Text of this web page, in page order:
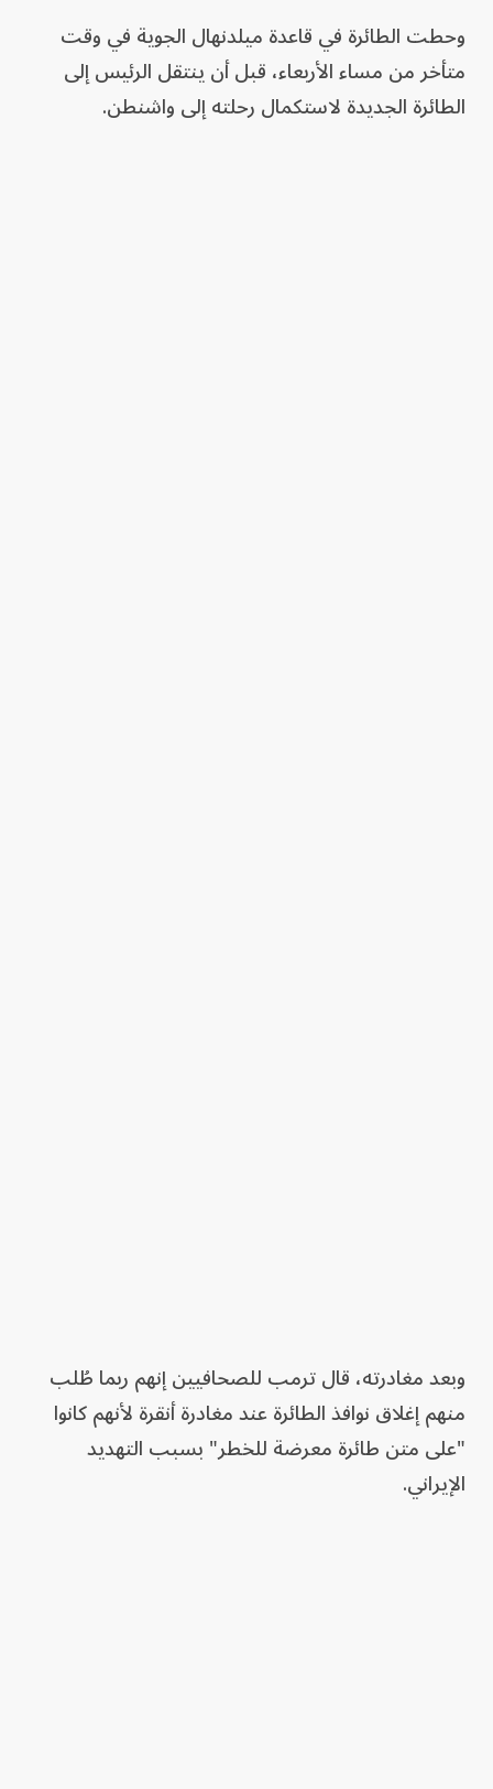
وحطت الطائرة في قاعدة ميلدنهال الجوية في وقت
متأخر من مساء الأربعاء، قبل أن ينتقل الرئيس إلى
الطائرة الجديدة لاستكمال رحلته إلى واشنطن.
وبعد مغادرته، قال ترمب للصحافيين إنهم ربما طُلب
منهم إغلاق نوافذ الطائرة عند مغادرة أنقرة لأنهم كانوا
"على متن طائرة معرضة للخطر" بسبب التهديد
الإيراني.